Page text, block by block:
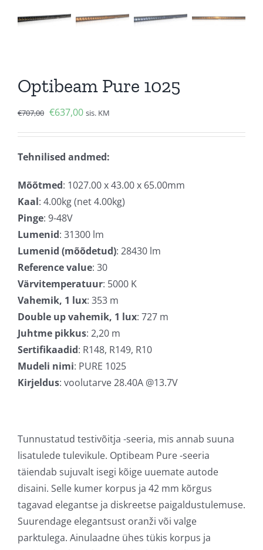
Optibeam Pure 1025
€707,00 Algne
€707,00.
€637,00Current
€637,00.
sis. KM
Tehnilised andmed:
Mõõtmed: 1027.00 x 43.00 x 65.00mm
Kaal: 4.00kg (net 4.00kg)
Pinge: 9-48V
Lumenid: 31300 lm
Lumenid (mõõdetud): 28430 lm
Reference value: 30
Värvitemperatuur: 5000 K
Vahemik, 1 lux: 353 m
Double up vahemik, 1 lux: 727 m
Juhtme pikkus: 2,20 m
Sertifikaadid: R148, R149, R10
Mudeli nimi: PURE 1025
Kirjeldus: voolutarve 28.40A @13.7V
Tunnustatud testivõitja -seeria, mis annab suuna
lisatulede tulevikule. Optibeam Pure -seeria
täiendab sujuvalt isegi kõige uuemate autode
disaini. Selle kumer korpus ja 42 mm kõrgus
tagavad elegantse ja diskreetse paigaldustulemuse.
Suurendage elegantsust oranži või valge
parktulega. Ainulaadne ühes tükis korpus ja